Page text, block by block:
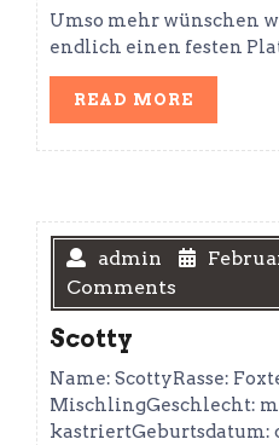
Umso mehr wünschen
endlich einen festen
READ MORE
admin
Comments
Scotty
Name: ScottyRasse:
MischlingGeschlecht:
kastriertGeburtsdatum: